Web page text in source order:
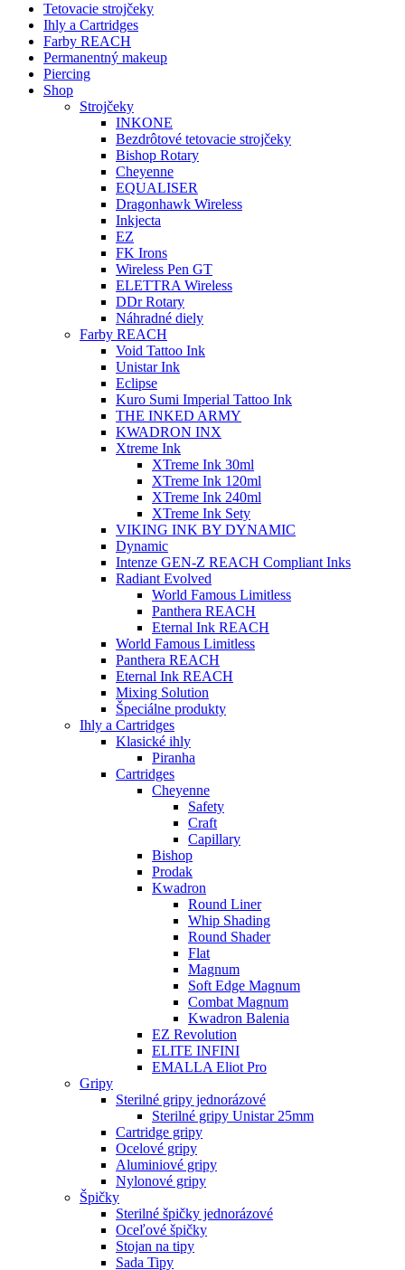
Tetovacie strojčeky
Ihly a Cartridges
Farby REACH
Permanentný makeup
Piercing
Shop
Strojčeky
INKONE
Bezdrôtové tetovacie strojčeky
Bishop Rotary
Cheyenne
EQUALISER
Dragonhawk Wireless
Inkjecta
EZ
FK Irons
Wireless Pen GT
ELETTRA Wireless
DDr Rotary
Náhradné diely
Farby REACH
Void Tattoo Ink
Unistar Ink
Eclipse
Kuro Sumi Imperial Tattoo Ink
THE INKED ARMY
KWADRON INX
Xtreme Ink
XTreme Ink 30ml
XTreme Ink 120ml
XTreme Ink 240ml
XTreme Ink Sety
VIKING INK BY DYNAMIC
Dynamic
Intenze GEN-Z REACH Compliant Inks
Radiant Evolved
World Famous Limitless
Panthera REACH
Eternal Ink REACH
World Famous Limitless
Panthera REACH
Eternal Ink REACH
Mixing Solution
Špeciálne produkty
Ihly a Cartridges
Klasické ihly
Piranha
Cartridges
Cheyenne
Safety
Craft
Capillary
Bishop
Prodak
Kwadron
Round Liner
Whip Shading
Round Shader
Flat
Magnum
Soft Edge Magnum
Combat Magnum
Kwadron Balenia
EZ Revolution
ELITE INFINI
EMALLA Eliot Pro
Gripy
Sterilné gripy jednorázové
Sterilné gripy Unistar 25mm
Cartridge gripy
Ocelové gripy
Aluminiové gripy
Nylonové gripy
Špičky
Sterilné špičky jednorázové
Oceľové špičky
Stojan na tipy
Sada Tipy